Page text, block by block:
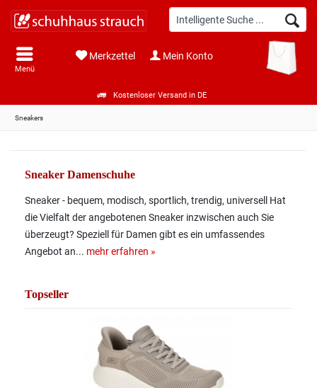
Kostenloser Versand in DE
Menü
Merkzettel Mein Konto
Sneakers
Sneaker Damenschuhe
Sneaker - bequem, modisch, sportlich, trendig, universell Hat
die Vielfalt der angebotenen Sneaker inzwischen auch Sie
überzeugt? Speziell für Damen gibt es ein umfassendes
Angebot an... mehr erfahren »
Topseller